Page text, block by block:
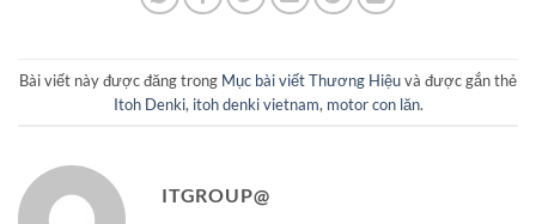
Bài viết này được đăng trong Mục bài viết Thương Hiệuvà được gắn thẻ
Itoh Denki, itoh denki vietnam, motor con lăn.
ITGROUP@